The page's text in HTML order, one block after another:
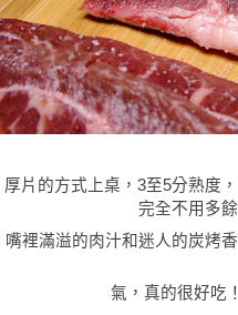
厚片的方式上桌，3至5分熟度
完全不用多
嘴裡滿溢的肉汁和迷人的炭烤
氣，真的很好吃！